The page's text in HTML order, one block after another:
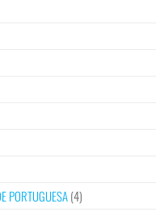
PORTUGUESA(4)